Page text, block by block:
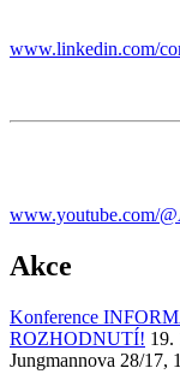
www.linkedin.com/
www.youtube.com/
Akce
Konference
ROZHODNUTÍ! 19.
Jungmannova 28/17,